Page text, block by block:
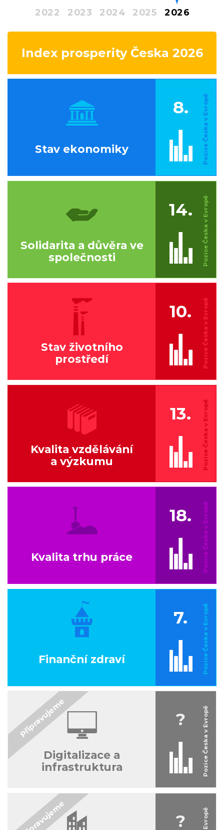
2022 2023 2024 2025 2026
Index prosperity Česka 2026
Stav ekonomiky
8.
Solidarita a důvěra ve
společnosti
14.
Stav životního
prostředí
10.
Kvalita vzdělávání
a výzkumu
13.
Kvalita trhu práce
18.
Finanční zdraví
7.
Digitalizace a
infrastruktura
?
?